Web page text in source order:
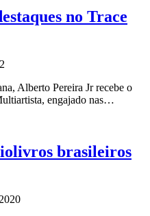
no Trace
Alberto Pereira Jr recebe o
engajado nas…
brasileiros